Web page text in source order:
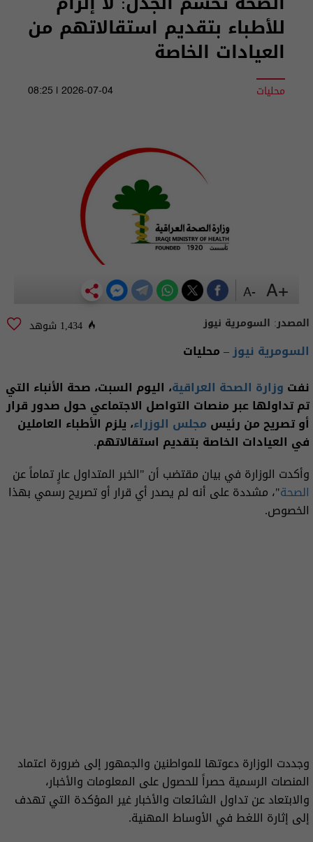
للأطباء بتقديم استقالاتهم من
العيادات الخاصة
محليات 2026-07-04 | 08:25
المصدر: السومرية نيوز 1,434 شوهد
السومرية نيوز– محليات
نفت وزارة الصحة العراقية، اليوم السبت، صحة الأنباء التي
تم تداولها عبر منصات التواصل الاجتماعي حول صدور قرار
أو تصريح من رئيس مجلس الوزراء، يلزم الأطباء العاملين
في العيادات الخاصة بتقديم استقالاتهم.
وأكدت الوزارة في بيان مقتضب أن "الخبر المتداول عارٍ تماماً عن
الصحة"، مشددة على أنه لم يصدر أي قرار أو تصريح رسمي بهذا
الخصوص.
وجددت الوزارة دعوتها للمواطنين والجمهور إلى ضرورة اعتماد
المنصات الرسمية حصراً للحصول على المعلومات والأخبار،
والابتعاد عن تداول الشائعات والأخبار غير المؤكدة التي تهدف
إلى إثارة اللغط في الأوساط المهنية.
+A
-A